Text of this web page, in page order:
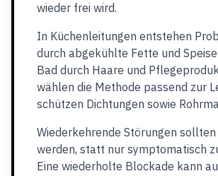
wieder frei wird.
In Küchenleitungen entstehen
durch abgekühlte Fette und
Bad durch Haare und
wählen die Methode passend zur
schützen Dichtungen sowie
Wiederkehrende Störungen
werden, statt nur symptomatisch
Eine wiederholte Blockade kann